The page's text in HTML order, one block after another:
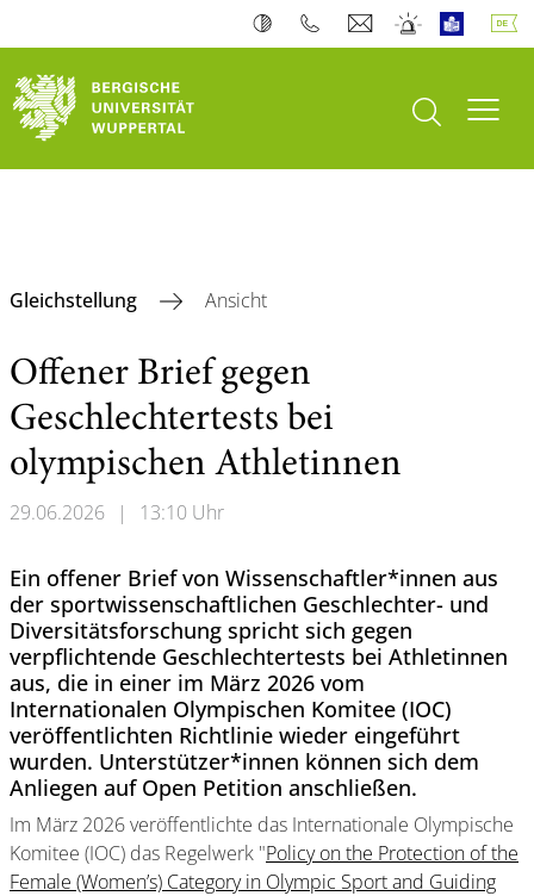
Suche öffnen
Gleichstellung Ansicht
Offener Brief gegen
Geschlechtertests bei
olympischen Athletinnen
29.06.2026 | 13:10 Uhr
Ein offener Brief von Wissenschaftler*innen aus
der sportwissenschaftlichen Geschlechter- und
Diversitätsforschung spricht sich gegen
verpflichtende Geschlechtertests bei Athletinnen
aus, die in einer im März 2026 vom
Internationalen Olympischen Komitee (IOC)
veröffentlichten Richtlinie wieder eingeführt
wurden. Unterstützer*innen können sich dem
Anliegen auf Open Petition anschließen.
Im März 2026 veröffentlichte das Internationale Olympische
Komitee (IOC) das Regelwerk "Policy on the Protection of the
Female (Women’s) Category in Olympic Sport and Guiding